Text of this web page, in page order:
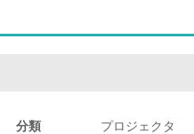
分類
プロジェクタ